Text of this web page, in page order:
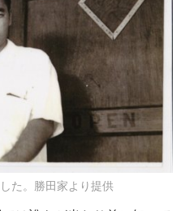
た。勝田家より提供